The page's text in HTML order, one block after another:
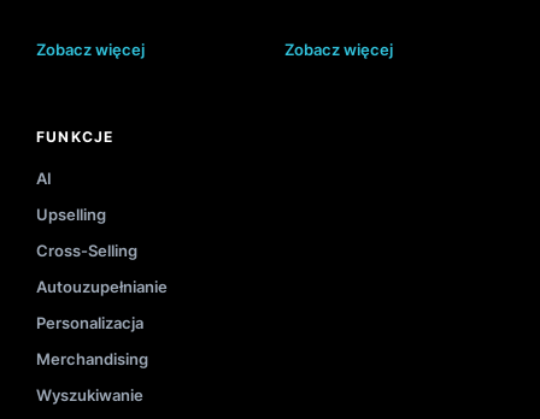
Zobacz więcej Zobacz więcej
FUNKCJE
AI
Upselling
Cross-Selling
Autouzupełnianie
Personalizacja
Merchandising
Wyszukiwanie